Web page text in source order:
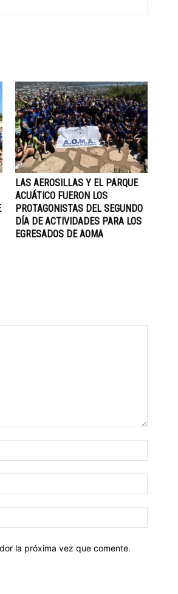
LAS AEROSILLAS Y EL PARQUE
ACUÁTICO FUERON LOS
PROTAGONISTAS DEL SEGUNDO
DÍA DE ACTIVIDADES PARA LOS
EGRESADOS DE AOMA
la próxima vez que comente.